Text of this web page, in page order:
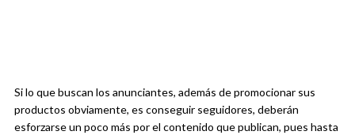
Si lo que buscan los anunciantes, además de promocionar sus
productos obviamente, es conseguir seguidores, deberán
esforzarse un poco más por el contenido que publican, pues hasta